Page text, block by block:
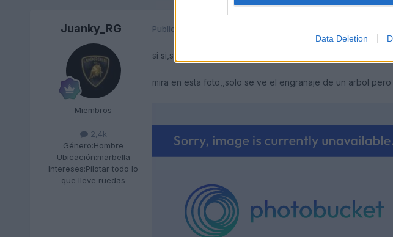
Data Deletion
Juanky_RG
Miembros
2,4k
Género:Hombre
Ubicación:marbella
Intereses:Pilotar todo lo
que lleve ruedas
Publicado
si si,si te hemos entendido bien,,,,,los nuestros no llevan
mira en esta foto,,solo se ve el engranaje de un arbol